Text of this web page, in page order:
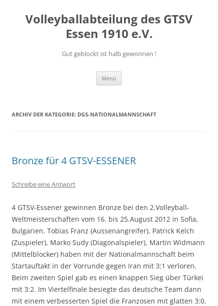
Volleyballabteilung des GTSV
Essen 1910 e.V.
Gut geblockt ist halb gewonnen !
Menü
ARCHIV DER KATEGORIE: DGS-NATIONALMANNSCHAFT
Bronze für 4 GTSV-ESSENER
Schreibe eine Antwort
4 GTSV-Essener gewinnen Bronze bei den 2.Volleyball-
Weltmeisterschaften vom 16. bis 25.August 2012 in Sofia,
Bulgarien. Tobias Franz (Aussenangreifer), Patrick Kelch
(Zuspieler), Marko Sudy (Diagonalspieler), Martin Widmann
(Mittelblocker) haben mit der Nationalmannschaft beim
Startauftakt in der Vorrunde gegen Iran mit 3:1 verloren.
Beim zweiten Spiel gab es einen knappen Sieg über Türkei
mit 3:2. Im Viertelfinale besiegte das deutsche Team dann
mit einem verbesserten Spiel die Franzosen mit glatten 3:0.